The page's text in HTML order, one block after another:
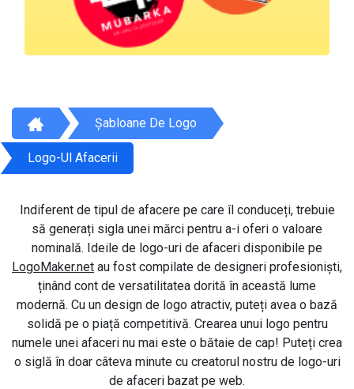
Șabloane De Logo
Logo-Ul Afacerii
Indiferent de tipul de afacere pe care îl conduceți, trebuie
să generați sigla unei mărci pentru a-i oferi o valoare
nominală. Ideile de logo-uri de afaceri disponibile pe
LogoMaker.net au fost compilate de designeri profesioniști,
ținând cont de versatilitatea dorită în această lume
modernă. Cu un design de logo atractiv, puteți avea o bază
solidă pe o piață competitivă. Crearea unui logo pentru
numele unei afaceri nu mai este o bătaie de cap! Puteți crea
o siglă în doar câteva minute cu creatorul nostru de logo-uri
de afaceri bazat pe web.